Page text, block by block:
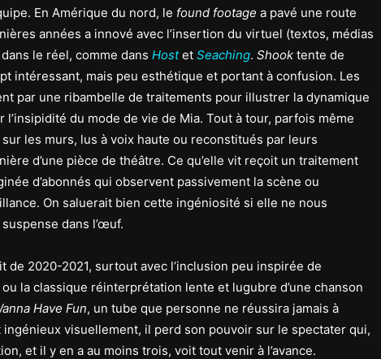
En Amérique du nord, le found footage a pavé une route
années a innové avec l’insertion du virtuel (textos, médias
le réel, comme dans Hostet Seaching. Shook tente de
intéressant, mais peu esthétique et portant à confusion. Les
par une ribambelle de traitements pour illustrer la dynamique
du mode de vie de Mia. Tout à tour, parfois même
les murs, lus à voix haute ou reconstitués par leurs
d’une pièce de théâtre. Ce qu’elle vit reçoit un traitement
d’abonnés qui observent passivement la scène ou
On saluerait bien cette ingéniosité si elle ne nous
dans l’œuf.
de 2020-2021, surtout avec l’inclusion peu inspirée de
ou la classique réinterprétation lente et lugubre d’une chanson
Have Fun, un tube que personne ne réussira jamais à
ingénieux visuellement, il perd son pouvoir sur le spectater qui,
et il y en a au moins trois, voit tout venir à l’avance.